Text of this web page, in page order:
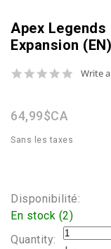
Apex Legends
Expansion
0.0
Write
64,99$CA
Sans les taxes
Disponibilité:
En stock (2)
Quantity: